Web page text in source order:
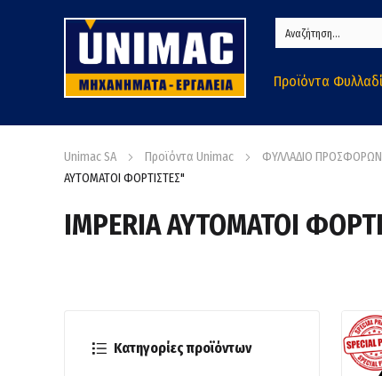
Προϊόντα
Unimac SA Προϊόντα Unimac ΦΥΛΛΑΔΙΟ ΠΡΟΣΦΟΡΩΝ
ΑΥΤΟΜΑΤΟΙ ΦΟΡΤΙΣΤΕΣ"
IMPERIA ΑΥΤΟΜΑΤΟΙ
Κατηγορίες προϊόντων